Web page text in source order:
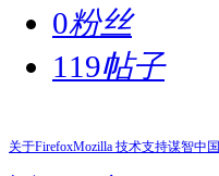
0粉丝
119帖子
关于FirefoxMozilla 技术支持谋智中国